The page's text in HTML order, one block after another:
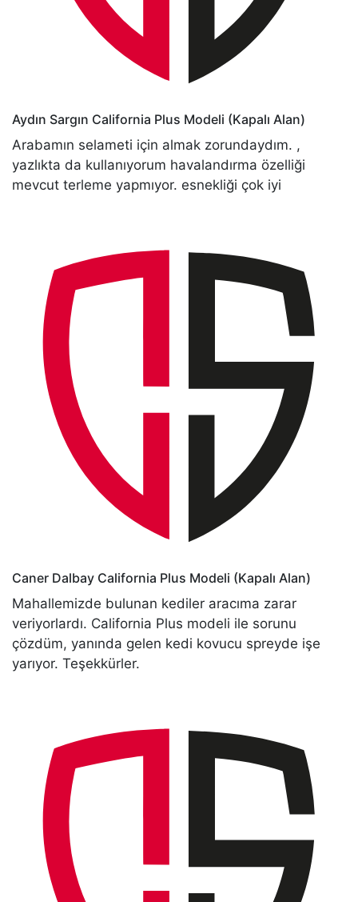
Aydın Sargın California Plus Modeli (Kapalı Alan)
Arabamın selameti için almak zorundaydım. ,
yazlıkta da kullanıyorum havalandırma özelliği
mevcut terleme yapmıyor. esnekliği çok iyi
Caner Dalbay California Plus Modeli (Kapalı Alan)
Mahallemizde bulunan kediler aracıma zarar
veriyorlardı. California Plus modeli ile sorunu
çözdüm, yanında gelen kedi kovucu spreyde işe
yarıyor. Teşekkürler.